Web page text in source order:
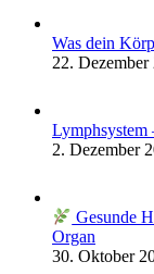
Was dein
22. Dezember
Lymphsystem
2. Dezember
Gesunde
Organ
30. Oktober